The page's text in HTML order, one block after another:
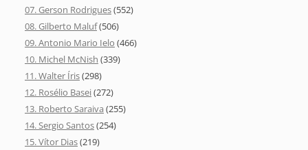
07. Gerson Rodrigues(552)
08. Gilberto Maluf(506)
09. Antonio Mario Ielo (466)
10. Michel McNish (339)
11. Walter Íris(298)
12. Rosélio Basei(272)
13. Roberto Saraiva (255)
14. Sergio Santos(254)
15. Vítor Dias(219)